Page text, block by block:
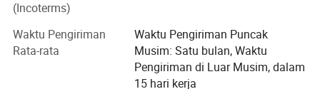
pabrik baja utama seperti Baosteel, Shugang Group, Wco
Group...
Produk Utama kami: Lembar/pelat Baja, Pipa/Tabung
Baja, coil/Strip baja, Profil Baja, tembaga, Baja antikarat,
(Incoterms)
Waktu Pengiriman
Rata-rata
Waktu Pengiriman Puncak
Musim: Satu bulan, Waktu
Pengiriman di Luar Musim, dalam
15 hari kerja